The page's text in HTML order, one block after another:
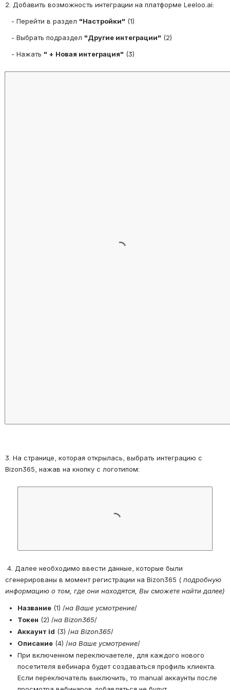
2. Добавить возможность интеграции на платформе Leeloo.ai:
- Перейти в раздел "Настройки" (1)
- Выбрать подраздел "Другие интеграции" (2)
- Нажать " + Новая интеграция" (3)
3. На странице, которая открылась, выбрать интеграцию с
Bizon365, нажав на кнопку с логотипом:
4. Далее необходимо ввести данные, которые были
сгенерированы в момент регистрации на Bizon365 ( подробную
информацию о том, где они находятся, Вы сможете найти далее)
Название (1) /на Ваше усмотрение/
Токен (2) /на Bizon365/
Аккаунт id (3) /на Bizon365/
Описание (4) /на Ваше усмотрение/
При включенном переключаетеле, для каждого нового
посетителя вебинара будет создаваться профиль клиента.
Если переключатель выключить, то manual аккаунты после